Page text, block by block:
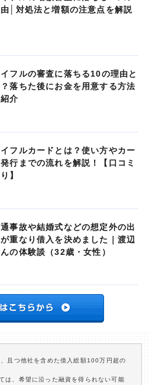
│対処法と増額の注意点を解説
フルの審査に落ちる10の理由と
落ちた後にお金を用意する方法
介
フルカードとは？使い方やカー
発行までの流れを解説！【口コミ
】
事故や結婚式などの想定外の出
重なり借入を決めました｜渡辺
の体験談（32歳・女性）
且つ他社を含めた借入総額100万円超の
は、希望に沿った融資を得られない可能